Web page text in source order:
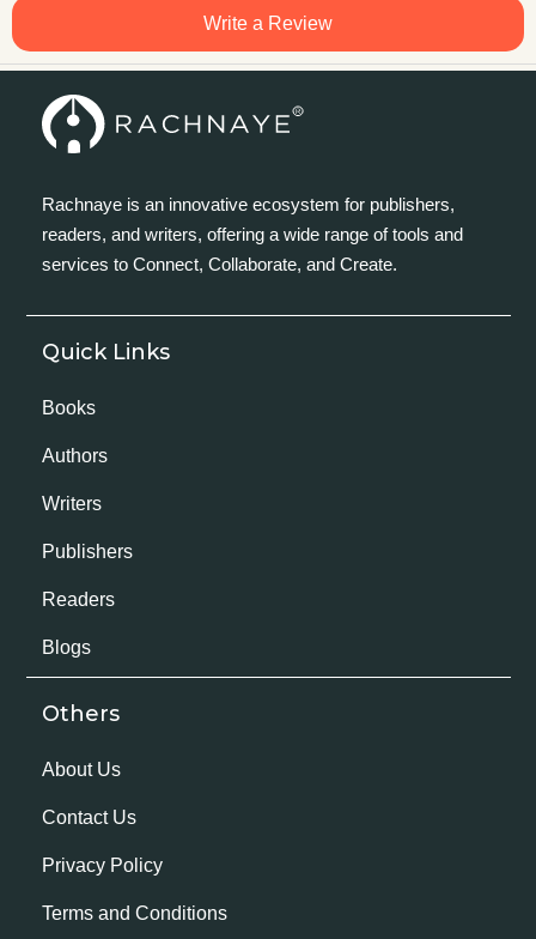
Write a Review
Rachnaye is an innovative ecosystem for publishers,
readers, and writers, offering a wide range of tools and
services to Connect, Collaborate, and Create.
Quick Links
Books
Authors
Writers
Publishers
Readers
Blogs
Others
About Us
Contact Us
Privacy Policy
Terms and Conditions